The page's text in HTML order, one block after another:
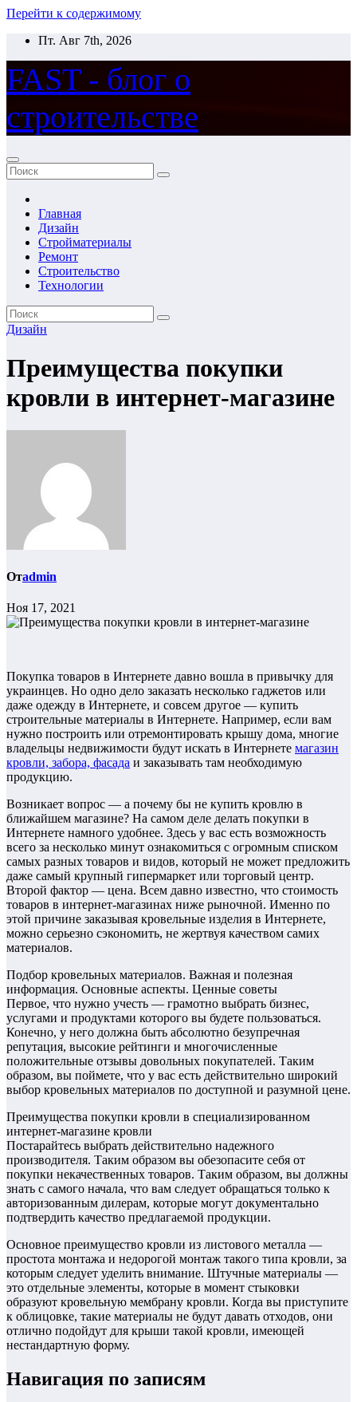
Перейти к содержимому
Пт. Авг 7th, 2026
FAST - блог о
строительстве
Главная
Дизайн
Стройматериалы
Ремонт
Строительство
Технологии
Дизайн
Преимущества покупки
кровли в интернет-магазине
Отadmin
Ноя 17, 2021
Покупка товаров в Интернете давно вошла в привычку для
украинцев. Но одно дело заказать несколько гаджетов или
даже одежду в Интернете, и совсем другое — купить
строительные материалы в Интернете. Например, если вам
нужно построить или отремонтировать крышу дома, многие
владельцы недвижимости будут искать в Интернете магазин
кровли, забора, фасада и заказывать там необходимую
продукцию.
Возникает вопрос — а почему бы не купить кровлю в
ближайшем магазине? На самом деле делать покупки в
Интернете намного удобнее. Здесь у вас есть возможность
всего за несколько минут ознакомиться с огромным списком
самых разных товаров и видов, который не может предложить
даже самый крупный гипермаркет или торговый центр.
Второй фактор — цена. Всем давно известно, что стоимость
товаров в интернет-магазинах ниже рыночной. Именно по
этой причине заказывая кровельные изделия в Интернете,
можно серьезно сэкономить, не жертвуя качеством самих
материалов.
Подбор кровельных материалов. Важная и полезная
информация. Основные аспекты. Ценные советы
Первое, что нужно учесть — грамотно выбрать бизнес,
услугами и продуктами которого вы будете пользоваться.
Конечно, у него должна быть абсолютно безупречная
репутация, высокие рейтинги и многочисленные
положительные отзывы довольных покупателей. Таким
образом, вы поймете, что у вас есть действительно широкий
выбор кровельных материалов по доступной и разумной цене.
Преимущества покупки кровли в специализированном
интернет-магазине кровли
Постарайтесь выбрать действительно надежного
производителя. Таким образом вы обезопасите себя от
покупки некачественных товаров. Таким образом, вы должны
знать с самого начала, что вам следует обращаться только к
авторизованным дилерам, которые могут документально
подтвердить качество предлагаемой продукции.
Основное преимущество кровли из листового металла —
простота монтажа и недорогой монтаж такого типа кровли, за
которым следует уделить внимание. Штучные материалы —
это отдельные элементы, которые в момент стыковки
образуют кровельную мембрану кровли. Когда вы приступите
к облицовке, такие материалы не будут давать отходов, они
отлично подойдут для крыши такой кровли, имеющей
нестандартную форму.
Навигация по записям